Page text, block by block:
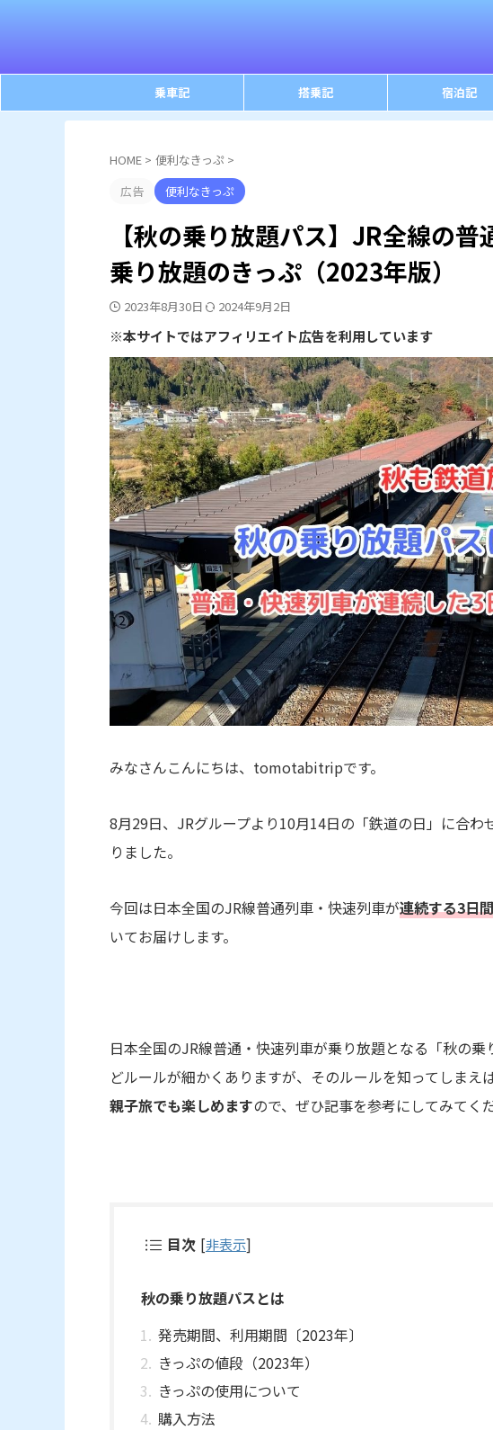
乗車記 搭乗記 宿泊記
HOME > 便利なきっぷ >
広告
便利なきっぷ
【秋の乗り放題パス】JR全線の
乗り放題のきっぷ（2023年版）
2023年8月30日 2024年9月2日
※本サイトではアフィリエイト広告を利用しています
みなさんこんにちは、tomotabitripです。
8月29日、JRグループより10月14日の「鉄道の日」に合
りました。
今回は日本全国のJR線普通列車・快速列車が連続する3日
いてお届けします。
日本全国のJR線普通・快速列車が乗り放題となる「秋の
どルールが細かくありますが、 そのルールを知ってしまえ
親子旅でも楽しめますので、ぜひ記事を参考にしてみてく
目次 [非表示]
秋の乗り放題パスとは
発売期間、利用期間〔2023年〕
きっぷの値段（2023年）
きっぷの使用について
購入方法